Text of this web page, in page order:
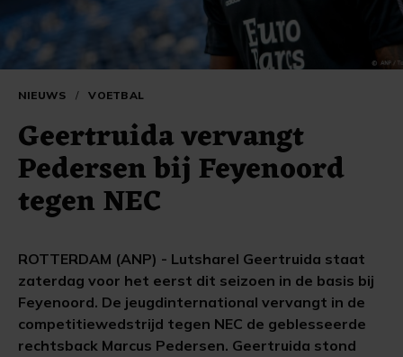
NIEUWS / VOETBAL
Geertruida vervangt
Pedersen bij Feyenoord
tegen NEC
ROTTERDAM (ANP) - Lutsharel Geertruida staat
zaterdag voor het eerst dit seizoen in de basis bij
Feyenoord. De jeugdinternational vervangt in de
competitiewedstrijd tegen NEC de geblesseerde
rechtsback Marcus Pedersen. Geertruida stond